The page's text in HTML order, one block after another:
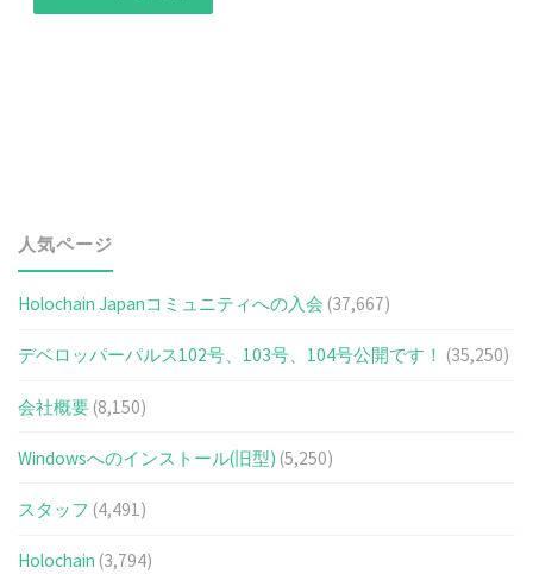
人気ページ
Holochain Japanコミュニティへの入会 (37,667)
デベロッパーパルス102号、103号、104号公開です！ (35,250)
会社概要 (8,150)
Windowsへのインストール(旧型) (5,250)
スタッフ (4,491)
Holochain (3,794)